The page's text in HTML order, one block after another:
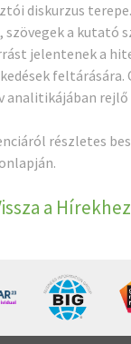
diskurzus
a kutató
jelentenek a
feltárására.
részletes
a